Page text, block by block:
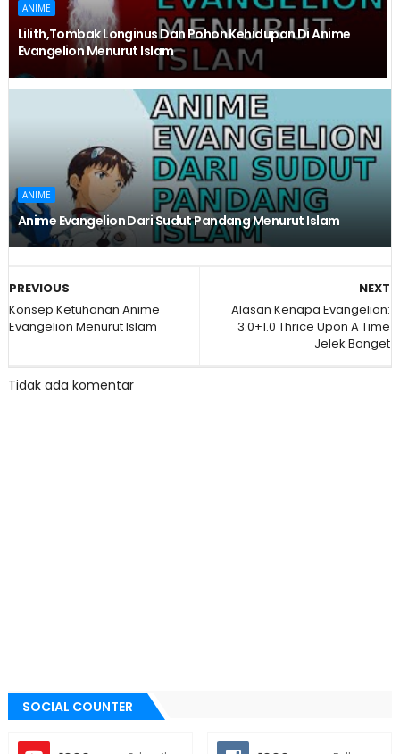
ANIME
Lilith,Tombak Longinus Dan Pohon Kehidupan Di Anime
Evangelion Menurut Islam
ANIME
Anime Evangelion Dari Sudut Pandang Menurut Islam
NEXT
Alasan Kenapa Evangelion:
3.0+1.0 Thrice Upon A Time
Jelek Banget
PREVIOUS
Konsep Ketuhanan Anime
Evangelion Menurut Islam
Tidak ada komentar
SOCIAL COUNTER